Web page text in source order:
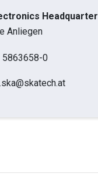
Headquarter
Anliegen
5863658-0